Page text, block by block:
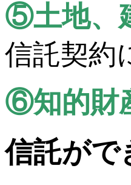
⑤土地、
信託契約
⑥知的財
信託がで